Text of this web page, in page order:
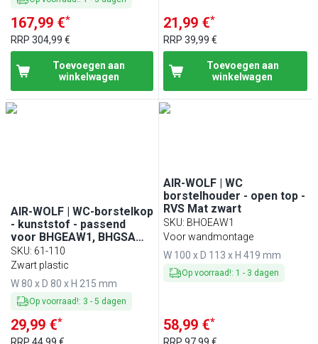
167,99 €*
RRP 304,99 €
Toevoegen aan
winkelwagen
21,99 €*
RRP39,99 €
Toevoegen aan
winkelwagen
AIR-WOLF | WC-borstelkop
- kunststof - passend
voor BHGEAW1, BHGSAW1
& BHGWAW1
SKU: 61-110
Zwart plastic
W 80 x D 80 x H 215 mm
Op voorraad!: 3 - 5 dagen
29,99 €*
AIR-WOLF | WC
borstelhouder - open top -
RVS Mat zwart
SKU: BHOEAW1
Voor wandmontage
W 100 x D 113 x H 419 mm
Op voorraad!: 1 - 3 dagen
58,99 €*